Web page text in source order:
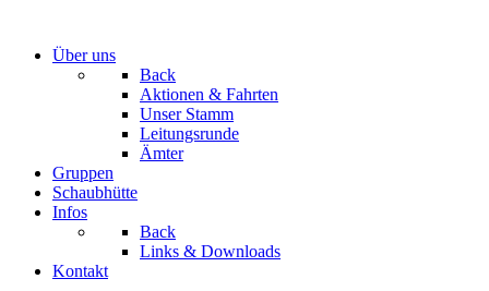
Über uns
Back
Aktionen & Fahrten
Unser Stamm
Leitungsrunde
Ämter
Gruppen
Schaubhütte
Infos
Back
Links & Downloads
Kontakt